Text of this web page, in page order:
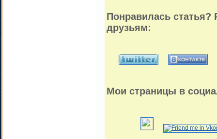
Понравилась статья?
друзьям:
Мои страницы в